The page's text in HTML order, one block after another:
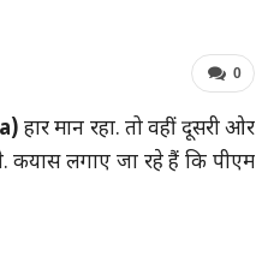
0
हार मान रहा. तो वहीं दूसरी ओर
कयास लगाए जा रहे हैं कि पीएम